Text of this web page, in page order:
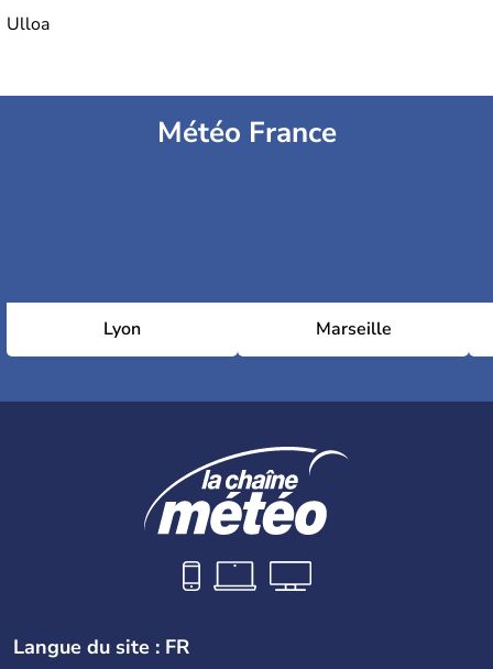
Ulloa
Météo France
Lyon Marseille
Langue du site : FR